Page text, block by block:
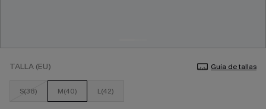
TALLA (EU) Guía de tallas
S(38) M(40) L(42)